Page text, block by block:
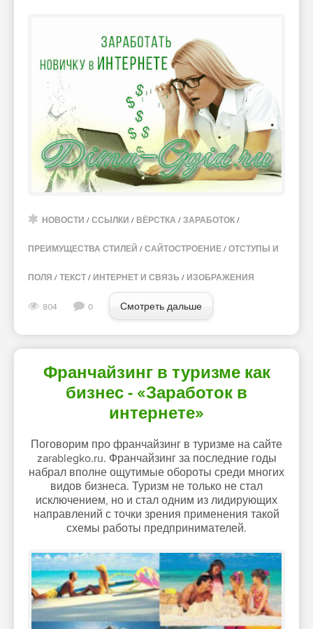
НОВОСТИ / ССЫЛКИ / ВЁРСТКА / ЗАРАБОТОК /
ПРЕИМУЩЕСТВА СТИЛЕЙ / САЙТОСТРОЕНИЕ / ОТСТУПЫ И
ПОЛЯ / ТЕКСТ / ИНТЕРНЕТ И СВЯЗЬ / ИЗОБРАЖЕНИЯ
804 0 Смотреть дальше
Франчайзинг в туризме как
бизнес - «Заработок в
интернете»
Поговорим про франчайзинг в туризме на сайте
zarablegko.ru. Франчайзинг за последние годы
набрал вполне ощутимые обороты среди многих
видов бизнеса. Туризм не только не стал
исключением, но и стал одним из лидирующих
направлений с точки зрения применения такой
схемы работы предпринимателей.